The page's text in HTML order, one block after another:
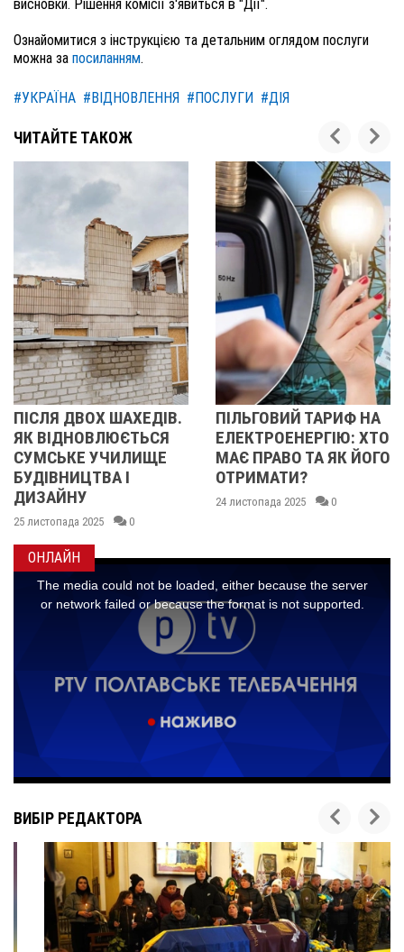
Ознайомитися з інструкцією та детальним оглядом послуги
можна за посиланням.
#УКРАЇНА #ВІДНОВЛЕННЯ #ПОСЛУГИ #ДІЯ
ЧИТАЙТЕ ТАКОЖ
ШАХЕДІВ.
УЧИЛИЩЕ
І
2025 0
ПІЛЬГОВИЙ ТАРИФ НА
ЕЛЕКТРОЕНЕРГІЮ: ХТО
МАЄ ПРАВО ТА ЯК ЙОГО
ОТРИМАТИ?
24 листопада 2025 0
ОНЛАЙН
ВИБІР РЕДАКТОРА